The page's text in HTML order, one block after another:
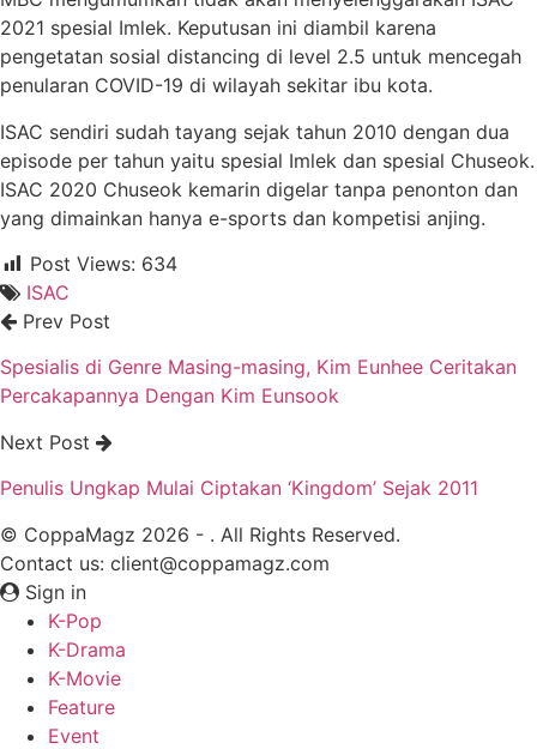
2021 spesial Imlek. Keputusan ini diambil karena
pengetatan sosial distancing di level 2.5 untuk mencegah
penularan COVID-19 di wilayah sekitar ibu kota.
ISAC sendiri sudah tayang sejak tahun 2010 dengan dua
episode per tahun yaitu spesial Imlek dan spesial Chuseok.
ISAC 2020 Chuseok kemarin digelar tanpa penonton dan
yang dimainkan hanya e-sports dan kompetisi anjing.
Post Views: 634
ISAC
Prev Post
Spesialis di Genre Masing-masing, Kim Eunhee Ceritakan
Percakapannya Dengan Kim Eunsook
Next Post
Penulis Ungkap Mulai Ciptakan ‘Kingdom’ Sejak 2011
© CoppaMagz 2026 - . All Rights Reserved.
Contact us: client@coppamagz.com
Sign in
K-Pop
K-Drama
K-Movie
Feature
Event